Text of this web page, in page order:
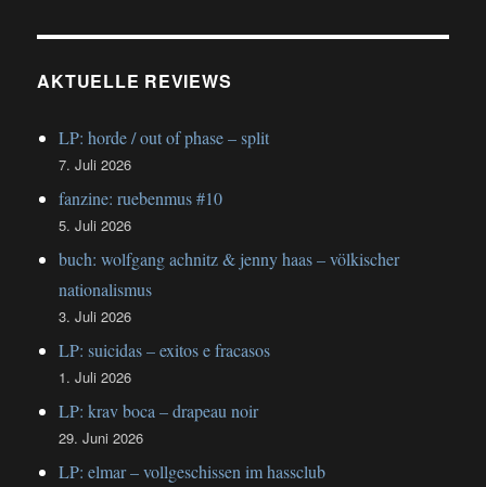
AKTUELLE REVIEWS
LP: horde / out of phase – split
7. Juli 2026
fanzine: ruebenmus #10
5. Juli 2026
buch: wolfgang achnitz & jenny haas – völkischer
nationalismus
3. Juli 2026
LP: suicidas – exitos e fracasos
1. Juli 2026
LP: krav boca – drapeau noir
29. Juni 2026
LP: elmar – vollgeschissen im hassclub